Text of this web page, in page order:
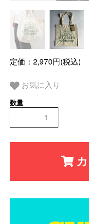
定価：2,970円(税込)
お気に入り
カ